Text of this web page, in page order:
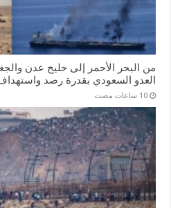
من البحر الأحمر إلى خليج عدن
العدو السعودي بقدرة رصد
‏10 ساعات مضت